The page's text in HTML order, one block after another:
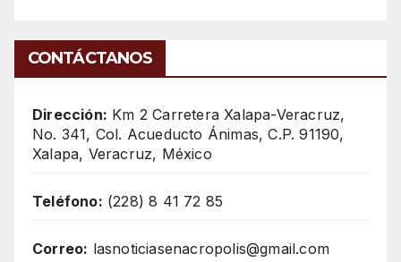
CONTÁCTANOS
Dirección: Km 2 Carretera Xalapa-Veracruz,
No. 341, Col. Acueducto Ánimas, C.P. 91190,
Xalapa, Veracruz, México
Teléfono: (228) 8 41 72 85
Correo: lasnoticiasenacropolis@gmail.com